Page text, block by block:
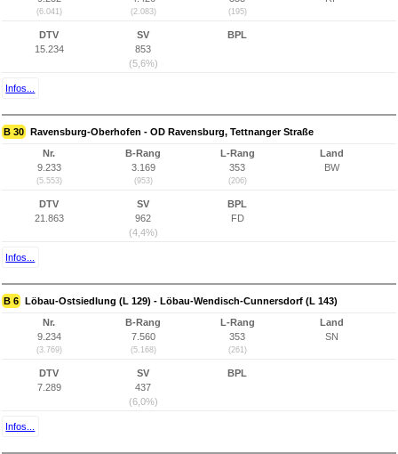
(6.041) (2.083) (195)
DTV
15.234
SV
853
(5,6%)
BPL
Infos...
B 30 Ravensburg-Oberhofen - OD Ravensburg, Tettnanger Straße
Nr.
9.233
(5.553)
B-Rang
3.169
(953)
L-Rang
353
(206)
Land
BW
DTV
21.863
SV
962
(4,4%)
BPL
FD
Infos...
B 6 Löbau-Ostsiedlung (L 129) - Löbau-Wendisch-Cunnersdorf (L 143)
Nr.
9.234
(3.769)
B-Rang
7.560
(5.168)
L-Rang
353
(261)
Land
SN
DTV
7.289
SV
437
(6,0%)
BPL
Infos...